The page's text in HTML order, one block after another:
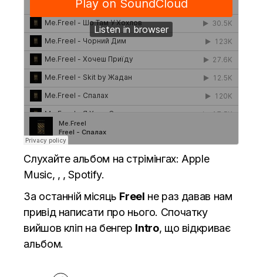
Слухайте альбом на стрімінгах:Apple
Music, , ,Spotify.
За останній місяць Freel не раз давав нам
привід написати про нього. Спочатку
вийшов кліп на бенгер Intro, що відкриває
альбом.